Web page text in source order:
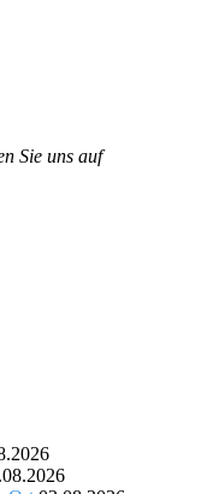
Sie uns auf